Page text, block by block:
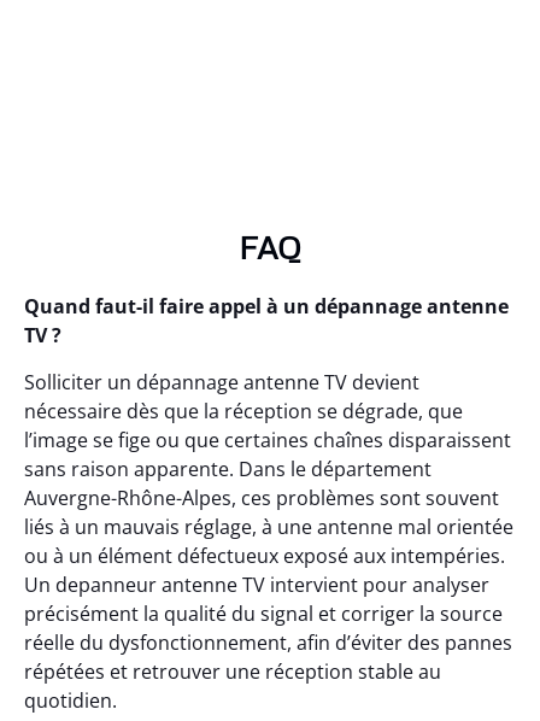
FAQ
Quand faut-il faire appel à un dépannage antenne
TV ?
Solliciter un dépannage antenne TV devient
nécessaire dès que la réception se dégrade, que
l’image se fige ou que certaines chaînes disparaissent
sans raison apparente. Dans le département
Auvergne-Rhône-Alpes, ces problèmes sont souvent
liés à un mauvais réglage, à une antenne mal orientée
ou à un élément défectueux exposé aux intempéries.
Un depanneur antenne TV intervient pour analyser
précisément la qualité du signal et corriger la source
réelle du dysfonctionnement, afin d’éviter des pannes
répétées et retrouver une réception stable au
quotidien.